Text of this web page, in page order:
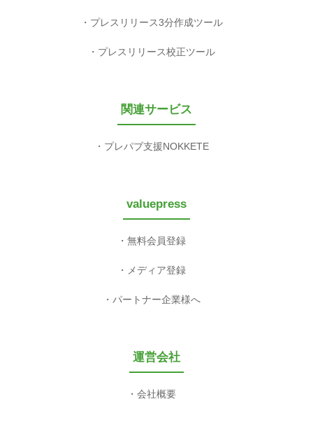
プレスリリース3分作成ツール
プレスリリース校正ツール
関連サービス
プレパブ支援NOKKETE
valuepress
無料会員登録
メディア登録
パートナー企業様へ
運営会社
会社概要